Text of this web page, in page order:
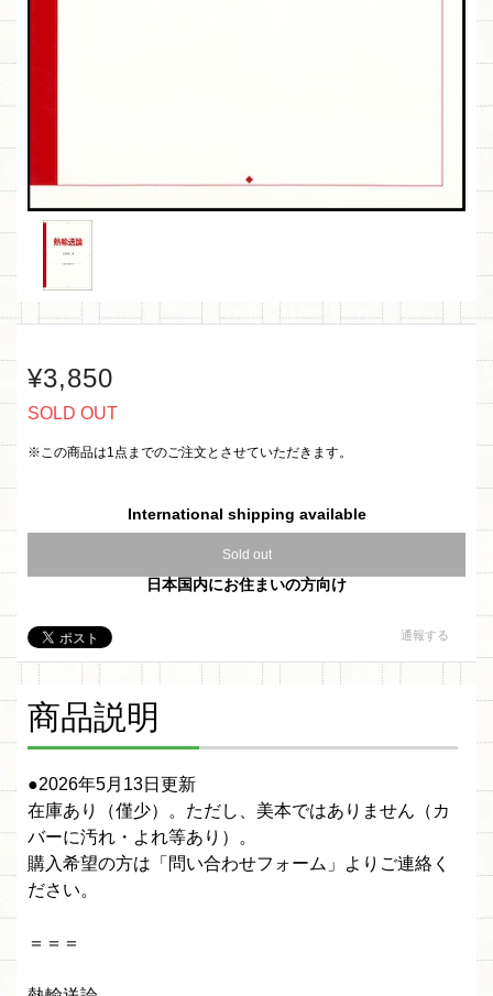
¥3,850
SOLD OUT
※この商品は1点までのご注文とさせていただきます。
International shipping available
Sold out
日本国内にお住まいの方向け
通報する
商品説明
●2026年5月13日更新
在庫あり（僅少）。ただし、美本ではありません（カ
バーに汚れ・よれ等あり）。
購入希望の方は「問い合わせフォーム」よりご連絡く
ださい。
＝＝＝